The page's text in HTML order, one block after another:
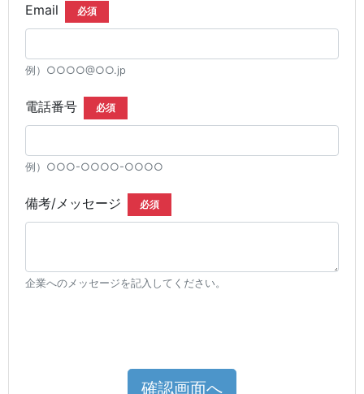
Email 必須
例）○○○○@○○.jp
電話番号 必須
例）○○○-○○○○-○○○○
備考/メッセージ 必須
企業へのメッセージを記入してください。
確認画面へ